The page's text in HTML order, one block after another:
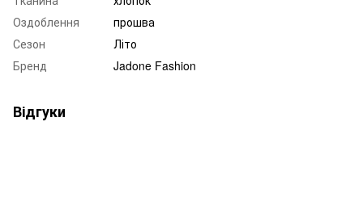
Оздоблення
прошва
Сезон
Літо
Бренд
Jadone Fashion
Відгуки